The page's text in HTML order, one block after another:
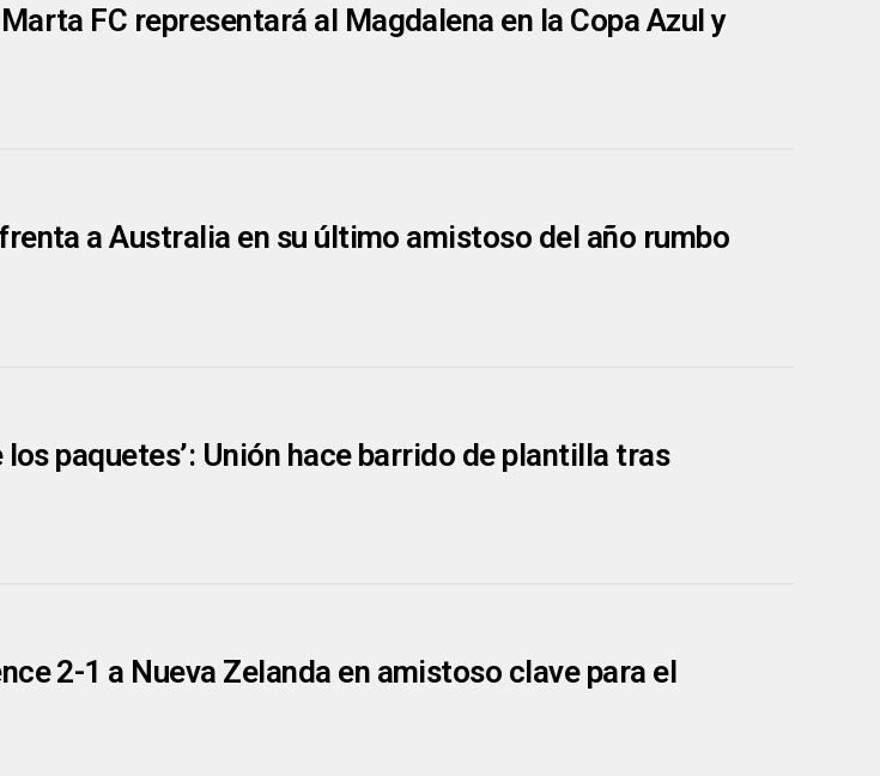
FC representará al Magdalena en la Copa Azul y
a Australia en su último amistoso del año rumbo
los paquetes’: Unión hace barrido de plantilla tras
2-1 a Nueva Zelanda en amistoso clave para el